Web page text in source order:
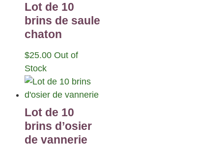
Lot de 10
brins de saule
chaton
$25.00 Out of
Stock
Lot de 10
brins d’osier
de vannerie